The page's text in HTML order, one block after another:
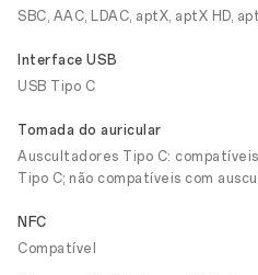
SBC, AAC, LDAC, aptX, aptX HD,
Interface USB
USB Tipo C
Tomada do auricular
Auscultadores Tipo C:
Tipo C; não compatíveis com
NFC
Compatível